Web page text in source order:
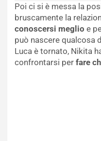
Poi ci si è messa la
bruscamente la
conoscersi meglio e
può nascere qualcosa
Luca è tornato, Nikita
confrontarsi per fare